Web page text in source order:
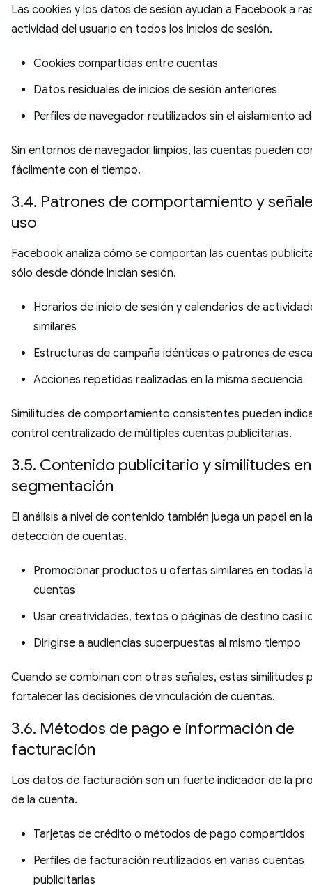
Las cookies y los datos de sesión ayudan a Facebook a
actividad del usuario en todos los inicios de sesión.
Cookies compartidas entre cuentas
Datos residuales de inicios de sesión anteriores
Perfiles de navegador reutilizados sin el aislamiento
Sin entornos de navegador limpios, las cuentas pueden
fácilmente con el tiempo.
3.4. Patrones de comportamiento y
uso
Facebook analiza cómo se comportan las cuentas
sólo desde dónde inician sesión.
Horarios de inicio de sesión y calendarios de
similares
Estructuras de campaña idénticas o patrones de
Acciones repetidas realizadas en la misma secuencia
Similitudes de comportamiento consistentes pueden
control centralizado de múltiples cuentas publicitarias.
3.5. Contenido publicitario y similitudes
segmentación
El análisis a nivel de contenido también juega un papel en la
detección de cuentas.
Promocionar productos u ofertas similares en todas
cuentas
Usar creatividades, textos o páginas de destino casi
Dirigirse a audiencias superpuestas al mismo tiempo
Cuando se combinan con otras señales, estas similitudes
fortalecer las decisiones de vinculación de cuentas.
3.6. Métodos de pago e información de
facturación
Los datos de facturación son un fuerte indicador de la
de la cuenta.
Tarjetas de crédito o métodos de pago compartidos
Perfiles de facturación reutilizados en varias cuentas
publicitarias